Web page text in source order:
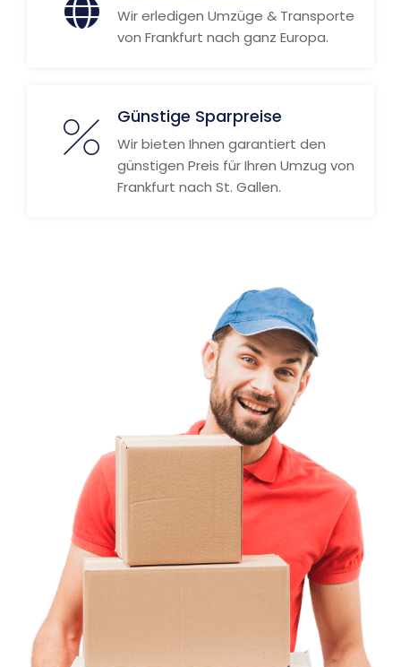
Wir erledigen Umzüge & Transporte
von Frankfurt nach ganz Europa.
Günstige Sparpreise
Wir bieten Ihnen garantiert den
günstigen Preis für Ihren Umzug von
Frankfurt nach St. Gallen.